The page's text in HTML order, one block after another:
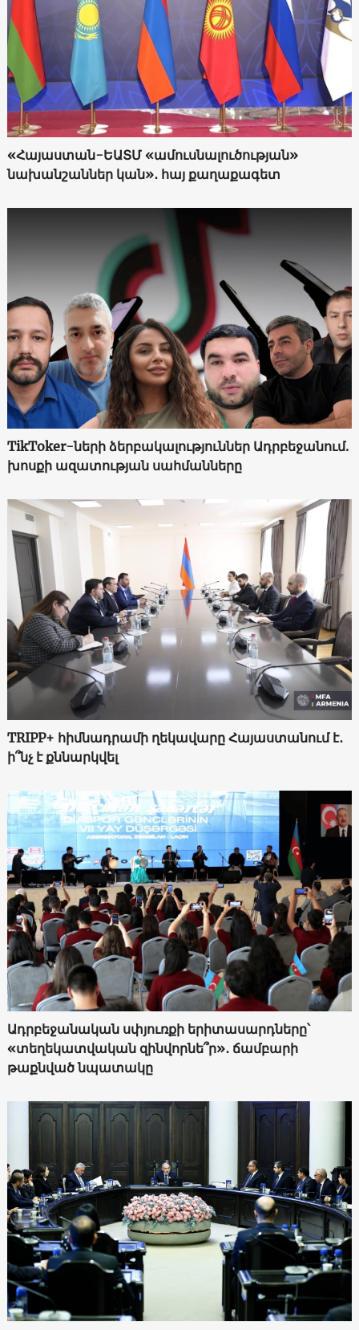
«Հայաստան-ԵԱՏՄ «ամուսնալուծության»
նախանշաններ կան»․ հայ քաղաքագետ
TikToker-ների ձերբակալություններ Ադրբեջանում.
խոսքի ազատության սահմանները
TRIPP+ հիմնադրամի ղեկավարը Հայաստանում է․
ի՞նչ է քննարկվել
Ադրբեջանական սփյուռքի երիտասարդները՝
«տեղեկատվական զինվորնե՞ր»․ ճամբարի
թաքնված նպատակը